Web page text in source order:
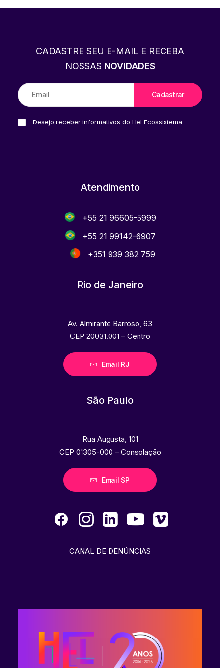
CADASTRE SEU E-MAIL E RECEBA
NOSSAS NOVIDADES
Desejo receber informativos do Hel Ecossistema
Atendimento
+55 21 96605-5999
+55 21 99142-6907
+351 939 382 759
Rio de Janeiro
Av. Almirante Barroso, 63
CEP 20031.001 – Centro
Email RJ
São Paulo
Rua Augusta, 101
CEP 01305-000 – Consolação
Email SP
CANAL DE DENÚNCIAS